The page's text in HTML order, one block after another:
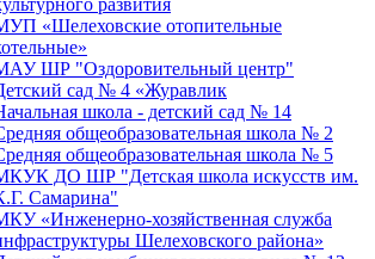
«Шелеховские отопительные
ШР "Оздоровительный центр"
сад № 4 «Журавлик
школа - детский сад № 14
общеобразовательная школа № 2
общеобразовательная школа № 5
ДО ШР "Детская школа искусств им.
Самарина"
«Инженерно-хозяйственная служба
Шелеховского района»